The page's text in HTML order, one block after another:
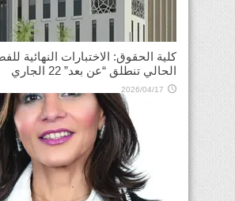
كلية الحقوق: الاختبارات النهائية
الحالي تنطلق “عن بعد” 22 الجاري
2026/04/17